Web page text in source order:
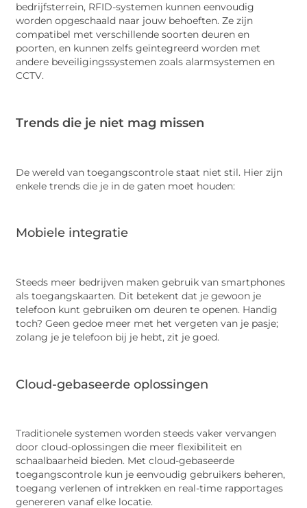
bedrijfsterrein, RFID-systemen kunnen eenvoudig
worden opgeschaald naar jouw behoeften. Ze zijn
compatibel met verschillende soorten deuren en
poorten, en kunnen zelfs geïntegreerd worden met
andere beveiligingssystemen zoals alarmsystemen en
CCTV.
Trends die je niet mag missen
De wereld van toegangscontrole staat niet stil. Hier zijn
enkele trends die je in de gaten moet houden:
Mobiele integratie
Steeds meer bedrijven maken gebruik van smartphones
als toegangskaarten. Dit betekent dat je gewoon je
telefoon kunt gebruiken om deuren te openen. Handig
toch? Geen gedoe meer met het vergeten van je pasje;
zolang je je telefoon bij je hebt, zit je goed.
Cloud-gebaseerde oplossingen
Traditionele systemen worden steeds vaker vervangen
door cloud-oplossingen die meer flexibiliteit en
schaalbaarheid bieden. Met cloud-gebaseerde
toegangscontrole kun je eenvoudig gebruikers beheren,
toegang verlenen of intrekken en real-time rapportages
genereren vanaf elke locatie.